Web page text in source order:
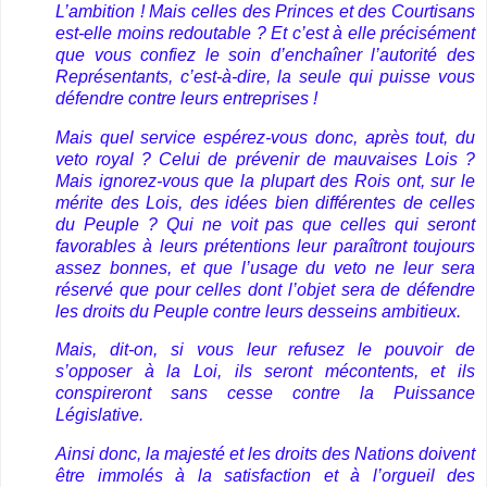
L’ambition ! Mais celles des Princes et des Courtisans
est-elle moins redoutable ? Et c’est à elle précisément
que vous confiez le soin d’enchaîner l’autorité des
Représentants, c’est-à-dire, la seule qui puisse vous
défendre contre leurs entreprises !
Mais quel service espérez-vous donc, après tout, du
veto royal ? Celui de prévenir de mauvaises Lois ?
Mais ignorez-vous que la plupart des Rois ont, sur le
mérite des Lois, des idées bien différentes de celles
du Peuple ? Qui ne voit pas que celles qui seront
favorables à leurs prétentions leur paraîtront toujours
assez bonnes, et que l’usage du veto ne leur sera
réservé que pour celles dont l’objet sera de défendre
les droits du Peuple contre leurs desseins ambitieux.
Mais, dit-on, si vous leur refusez le pouvoir de
s’opposer à la Loi, ils seront mécontents, et ils
conspireront sans cesse contre la Puissance
Législative.
Ainsi donc, la majesté et les droits des Nations doivent
être immolés à la satisfaction et à l’orgueil des